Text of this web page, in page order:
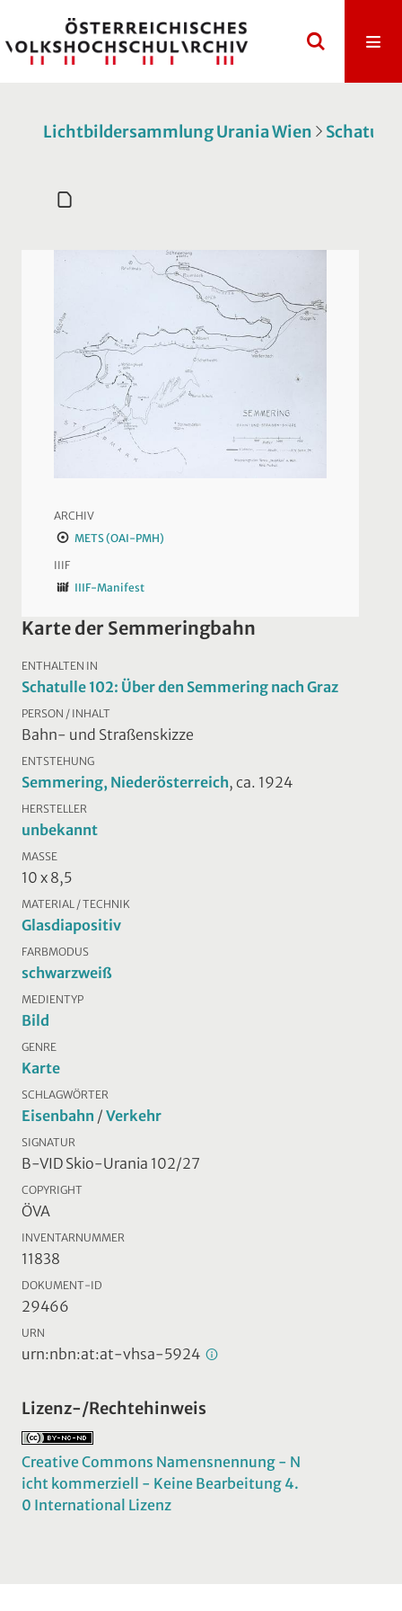
Lichtbildersammlung Urania Wien Schatulle
ARCHIV
METS (OAI-PMH)
IIIF
IIIF-Manifest
Karte der Semmeringbahn
ENTHALTEN IN
Schatulle 102: Über den Semmering nach Graz
PERSON / INHALT
Bahn- und Straßenskizze
ENTSTEHUNG
Semmering, Niederösterreich, ca. 1924
HERSTELLER
unbekannt
MASSE
10 x 8,5
MATERIAL / TECHNIK
Glasdiapositiv
FARBMODUS
schwarzweiß
MEDIENTYP
Bild
GENRE
Karte
SCHLAGWÖRTER
Eisenbahn / Verkehr
SIGNATUR
B-VID Skio-Urania 102/27
COPYRIGHT
ÖVA
INVENTARNUMMER
11838
DOKUMENT-ID
29466
URN
urn:nbn:at:at-vhsa-5924
Lizenz-/Rechtehinweis
Creative Commons Namensnennung - N
icht kommerziell - Keine Bearbeitung 4.
0 International Lizenz